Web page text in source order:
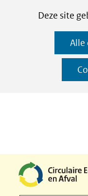
CookiesDeze site
worden
toegestaan
Alle